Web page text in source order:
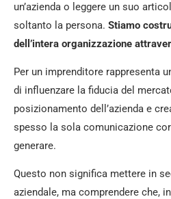
un’azienda o leggere un suo
soltanto la persona. Stiamo
dell’intera organizzazione
Per un imprenditore rappresenta
di influenzare la fiducia del
posizionamento dell’azienda e
spesso la sola comunicazione
generare.
Questo non significa mettere in
aziendale, ma comprendere che,